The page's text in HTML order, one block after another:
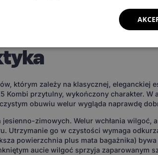
— estetyka
którym zależy na klasycznej, eleganckiej
Kombi przytulny, wykończony charakter. W
obuwiu welur wygląda naprawdę
zimowych. Welur wchłania wilgoć,
Utrzymanie go w czystości wymaga
powierzchnia plus mata bagażnika)
aucie wilgoć sprzyja zaparowanym